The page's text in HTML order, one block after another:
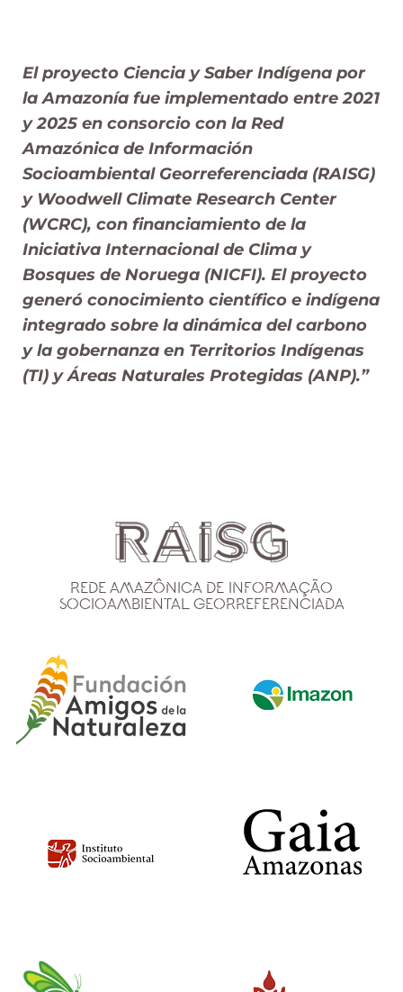
El proyecto Ciencia y Saber Indígena por
la Amazonía fue implementado entre 2021
y 2025 en consorcio con la Red
Amazónica de Información
Socioambiental Georreferenciada (RAISG)
y Woodwell Climate Research Center
(WCRC), con financiamiento de la
Iniciativa Internacional de Clima y
Bosques de Noruega (NICFI). El proyecto
generó conocimiento científico e indígena
integrado sobre la dinámica del carbono
y la gobernanza en Territorios Indígenas
(TI) y Áreas Naturales Protegidas (ANP).”
Rede Amazônica de Informação
Socioambiental Georreferenciada